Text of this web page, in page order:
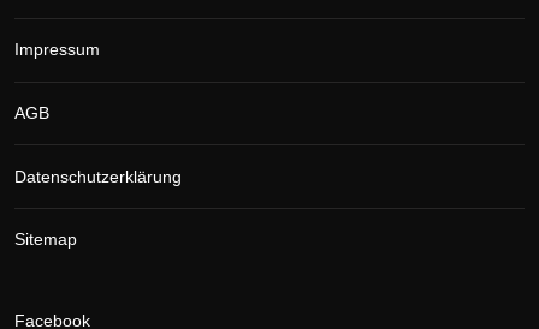
Impressum
AGB
Datenschutzerklärung
Sitemap
Facebook